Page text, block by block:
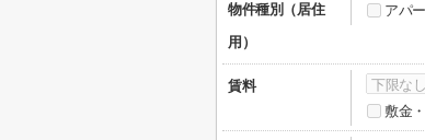
物件種別（居住
用）
アパ
賃料
敷金